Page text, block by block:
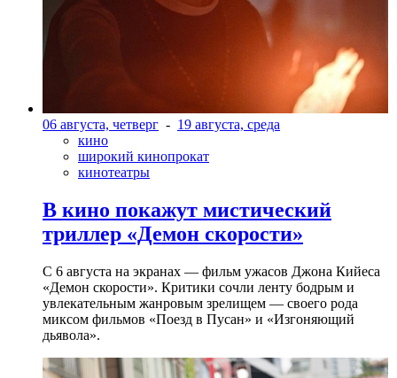
06 августа, четверг - 19 августа, среда
кино
широкий кинопрокат
кинотеатры
В кино покажут мистический
триллер «Демон скорости»
С 6 августа на экранах — фильм ужасов Джона Кийеса
«Демон скорости». Критики сочли ленту бодрым и
увлекательным жанровым зрелищeм — своего рода
миксом фильмов «Поезд в Пусан» и «Изгоняющий
дьявола».